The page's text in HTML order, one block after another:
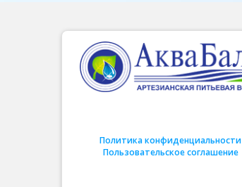
Политика конфиденциальности
Пользовательское соглашение